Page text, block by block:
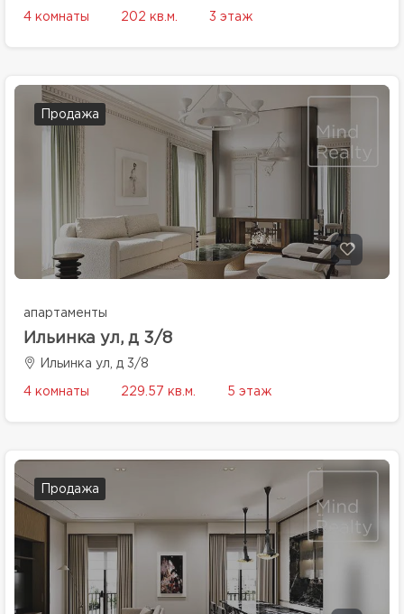
4 комнаты 202 кв.м. 3 этаж
Продажа
апартаменты
Ильинка ул, д 3/8
Ильинка ул, д 3/8
4 комнаты 229.57 кв.м. 5 этаж
Продажа